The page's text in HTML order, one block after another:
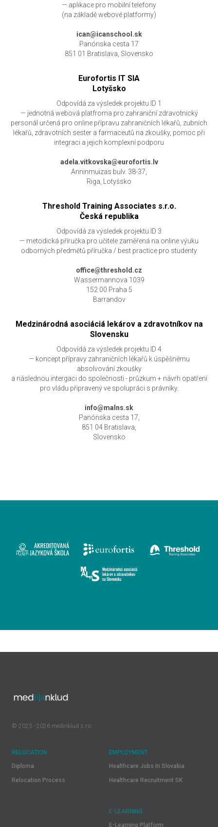
— aplikace pro mobilní telefony
(na základě webové platformy)
ican@icanschool.sk
Panónska cesta 17
851 01 Bratislava, Slovensko
Eurofortis IT SIA
Lotyšsko
Odpovídá za výsledek projektu ID 1
— jednotná webová platfroma pro zahraniční zdravotnický
personál určená pro online přípravu zahraničních lékařů, zubních
lékařů, zdravotních sester a farmaceutů na zkoušky, pomoc při
integraci a jejich komplexní podporu
adela.vitkovska@eurofortis.lv
Anninmuizas bulv. 38-37,
Riga, Lotyšsko
Threshold Training Associates s.r.o.
Česká republika
Odpovídá za výsledek projektu ID 3
— metodická příručka pro učitele zaměřená na online výuku
odborných předmětů příručka / best practice pro studenty
office@threshold.cz
Wassermannova 1039
152 00 Praha 5
Barrandov
Medzinárodná asociáciá lekárov a zdravotníkov na
Slovensku
Odpovídá za výsledek projektu ID 4
— koncept přípravy zahraničních lékařů k úspěšnému
absolvování zkoušky
a následnou intergaci do společnosti - průzkum + návrh opatření
pro vládu připravený ve spolupráci s právníky.
info@malns.sk
Panónska cesta 17,
851 04 Bratislava,
Slovensko
© 2023 - 2026 medinklud s.r.o.
RELOCATION
Diploma
Relocation Process
EMPLOYMENT
Healthcare Jobs In Slovakia
Healthcare Recruitment SK
E-LEARNING
E-Learning Platform